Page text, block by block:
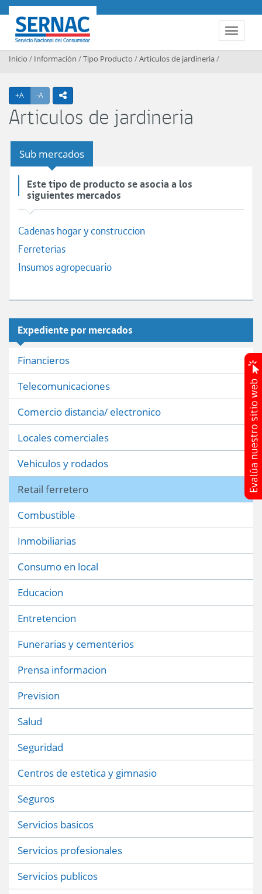
Contenido principal
Toggle
SERNAC
Inicio / Información /Tipo Producto /Articulos de jardineria/
+A Agrandar texto
-A Achicar textoicono compartir
Articulos de jardineria
Sub mercados
Este tipo de producto se asocia a los
siguientes mercados
Cadenas hogar y construccion
Ferreterias
Insumos agropecuario
Expediente por mercados
Financieros
Telecomunicaciones
Comercio distancia/ electronico
Locales comerciales
Vehiculos y rodados
Retail ferretero
Combustible
Inmobiliarias
Consumo en local
Educacion
Entretencion
Funerarias y cementerios
Prensa informacion
Prevision
Salud
Seguridad
Centros de estetica y gimnasio
Seguros
Servicios basicos
Servicios profesionales
Servicios publicos